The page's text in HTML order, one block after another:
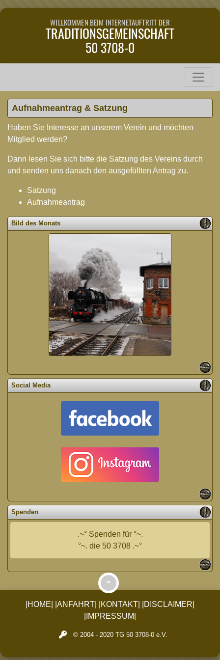
WILLKOMMEN BEIM INTERNETAUFTRITT DER
TRADITIONSGEMEINSCHAFT
50 3708-0
Aufnahmeantrag & Satzung
Haben Sie Interesse an unserem Verein und möchten
Mitglied werden?
Dann lesen Sie sich bitte die Satzung des Vereins durch
und senden uns danach den ausgefüllten Antrag zu.
Satzung
Aufnahmeantrag
Bild des Monats
Social Media
Spenden
.~° Spenden für °~.
°~. die 50 3708 .~°
|HOME| |ANFAHRT| |KONTAKT|
|DISCLAIMER|
|IMPRESSUM|
© 2004 - 2020 TG 50 3708-0 e.V.